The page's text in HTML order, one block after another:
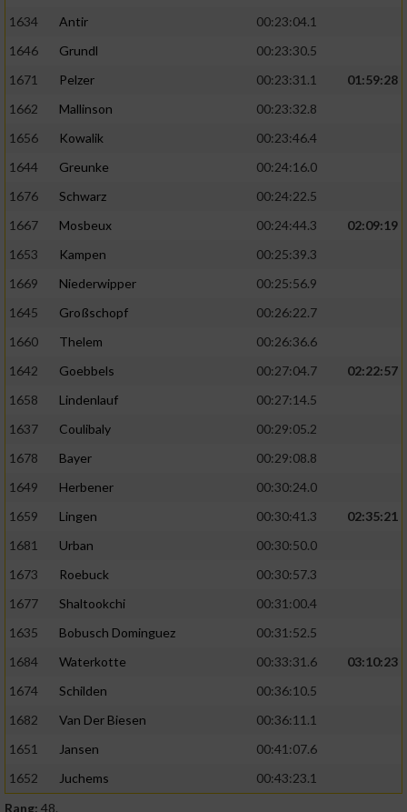
1634
Antir
00:23:04.1
1646
Grundl
00:23:30.5
1671
Pelzer 00:23:31.1
01:59:28
1662
Mallinson
00:23:32.8
1656
Kowalik
00:23:46.4
1644
Greunke
00:24:16.0
1676
Schwarz
00:24:22.5
1667
Mosbeux 00:24:44.3
02:09:19
1653
Kampen
00:25:39.3
1669
Niederwipper
00:25:56.9
1645
Großschopf
00:26:22.7
1660
Thelem
00:26:36.6
1642
Goebbels 00:27:04.7
02:22:57
1658
Lindenlauf
00:27:14.5
1637
Coulibaly
00:29:05.2
1678
Bayer
00:29:08.8
1649
Herbener
00:30:24.0
1659
Lingen 00:30:41.3
02:35:21
1681
Urban
00:30:50.0
1673
Roebuck
00:30:57.3
1677
Shaltookchi
00:31:00.4
1635
Bobusch Dominguez
00:31:52.5
1684
Waterkotte 00:33:31.6
03:10:23
1674
Schilden
00:36:10.5
1682
Van Der Biesen
00:36:11.1
1651
Jansen
00:41:07.6
1652
Juchems
00:43:23.1
Rang: 48.